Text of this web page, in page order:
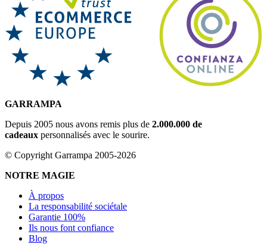
GARRAMPA
Depuis 2005 nous avons remis plus de 2.000.000 de
cadeaux personnalisés avec le sourire.
© Copyright Garrampa 2005-2026
NOTRE MAGIE
À propos
La responsabilité sociétale
Garantie 100%
Ils nous font confiance
Blog